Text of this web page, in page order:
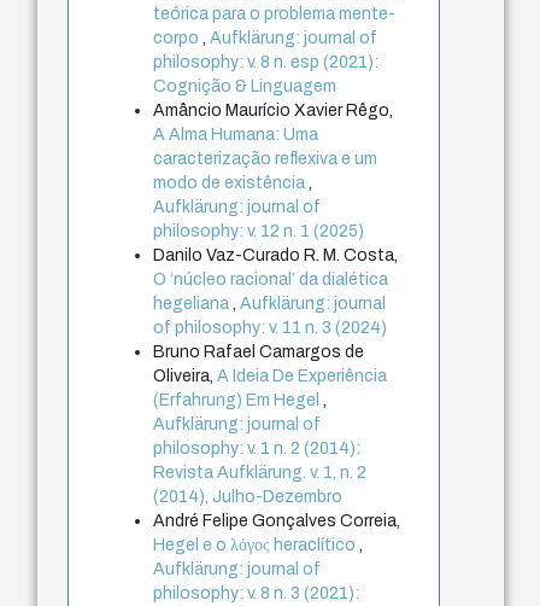
teórica para o problema mente-
corpo
,Aufklärung: journal of
philosophy: v. 8 n. esp (2021):
Cognição & Linguagem
Amâncio Maurício Xavier Rêgo,
A Alma Humana: Uma
caracterização reflexiva e um
modo de existência
Aufklärung: journal of
philosophy: v. 12 n. 1 (2025)
Danilo Vaz-Curado R. M. Costa,
O ‘núcleo racional’ da dialética
hegeliana ,Aufklärung: journal
of philosophy: v. 11 n. 3 (2024)
Bruno Rafael Camargos de
Oliveira,A Ideia De Experiência
(Erfahrung) Em Hegel
Aufklärung: journal of
philosophy: v. 1 n. 2 (2014):
Revista Aufklärung. v. 1, n. 2
(2014), Julho-Dezembro
André Felipe Gonçalves Correia,
Hegel e o λόγος heraclítico
Aufklärung: journal of
philosophy: v. 8 n. 3 (2021):